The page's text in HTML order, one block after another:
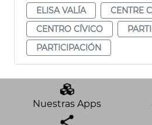
ELISA VALÍA
CENTRE
CENTRO CÍVICO
PARTICIPACIÓN
Nuestras Apps